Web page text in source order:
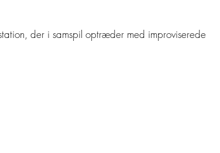
der i samspil optræder med improviserede